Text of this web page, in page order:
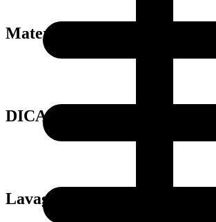
Material
DICAS
Lavagem